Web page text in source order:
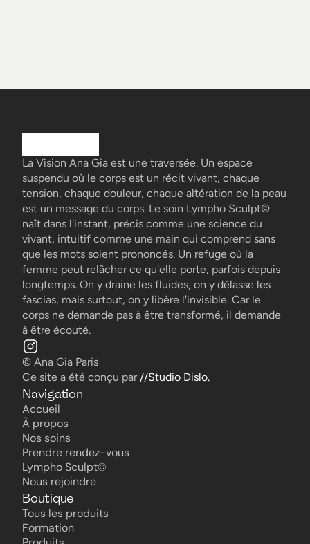
La Vision Ana Gia est une traversée. Un espace
suspendu où le corps est un récit vivant, chaque
tension, chaque douleur, chaque altération de la peau
est un message du corps. Le soin Lympho Sculpt©
naît dans l'instant, précis comme une science du
vivant, intuitif comme une main qui comprend sans
que les mots soient prononcés. Un refuge où la
femme peut relâcher ce qu'elle porte, parfois depuis
longtemps. On y draine les fluides, on y délasse les
fascias, mais surtout, on y libère l'invisible. Car le
corps ne demande pas à être transformé, il demande
à être écouté.
© Ana Gia Paris
Ce site a été conçu par //Studio Dislo.
Navigation
Accueil
Accueil
À propos
À propos
Nos soins
Nos soins
Prendre rendez-vous
Prendre rendez-vous
Lympho Sculpt©
Lympho Sculpt©
Nous rejoindre
Nous rejoindre
Boutique
Tous les produits
Tous les produits
Formation